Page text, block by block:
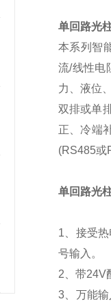
单回路光
本系列智
流/线性电
力、液位
双排或单
正、冷端
(RS485或
单回路光
1、接受
号输入。
2、带24V
3、万能